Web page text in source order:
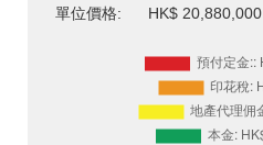
單位價格:
HK$ 20,880,000